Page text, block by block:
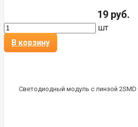
19 руб.
шт
В корзину
Светодиодный модуль с линзой 2SMD